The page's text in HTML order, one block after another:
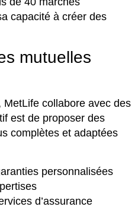
capacité à créer des
mutuelles
collabore avec des
est de proposer des
complètes et adaptées
personnalisées
d’assurance